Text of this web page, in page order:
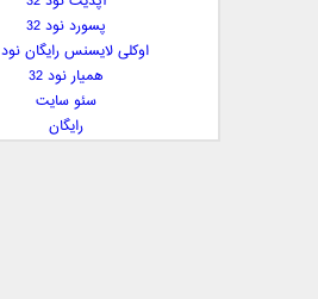
بهنام صفوی
پارسا چیلیک
پسورد نود 32
اوکلی لایسنس رایگان نود 32
همیار نود 32
سئو سایت
رایگان